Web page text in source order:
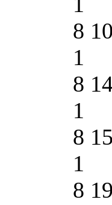
8
1
8
1
8
1
8